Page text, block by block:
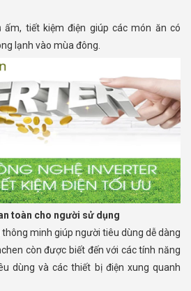
lạnh vào mùa đông.
an toàn cho người sử dụng
còn được biết đến với các tính năng
dùng và các thiết bị điện xung quanh